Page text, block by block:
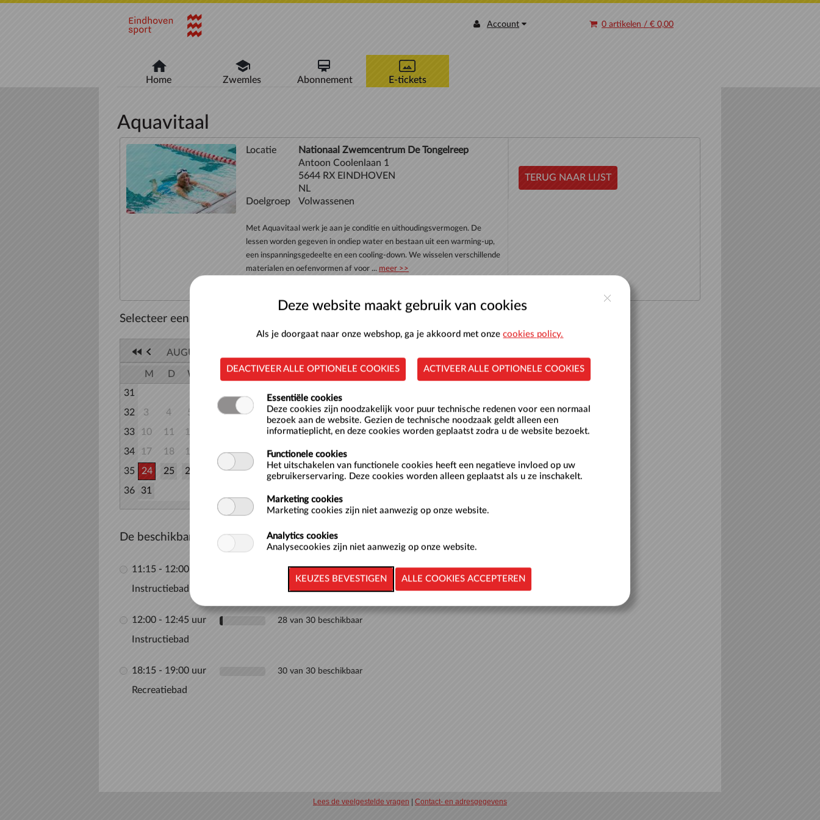
Naar hoofdinhoud
Account 0 artikelen / € 0,00
Home Zwemles Abonnement E-tickets
Aquavitaal
Locatie
Nationaal Zwemcentrum De Tongelreep
Antoon Coolenlaan 1
5644 RX EINDHOVEN
NL
Doelgroep
Volwassenen
Met Aquavitaal werk je aan je conditie en uithoudingsvermogen. De
lessen worden gegeven in ondiep water en bestaan uit een warming-up,
een inspanningsgedeelte en een cooling-down. We wisselen verschillende
materialen en oefenvormen af voor ... meer >>
TERUG NAAR LIJST
Selecteer een datum
AUGUSTUS 2026
M D W V Z
Z
31
32
3 4 5 7 8
9
33
10 11 12
16
34
17 18 19 21 22
23
35
24 25 26 28 29
30
36
31
De beschikbare tijden voor maandag 24 augustus 2026 zijn:
11:15 - 12:00 uur 23 van 30 beschikbaar
Instructiebad
12:00 - 12:45 uur 28 van 30 beschikbaar
Instructiebad
18:15 - 19:00 uur 30 van 30 beschikbaar
Recreatiebad
Lees de veelgestelde vragen Contact- en adresgegevens
Deze website maakt gebruik van cookies
Als je doorgaat naar onze webshop, ga je akkoord met onzecookies policy.
DEACTIVEER ALLE OPTIONELE COOKIES ACTIVEER ALLE OPTIONELE COOKIES
Essentiële cookies
Deze cookies zijn noodzakelijk voor puur technische redenen voor een normaal
bezoek aan de website. Gezien de technische noodzaak geldt alleen een
informatieplicht, en deze cookies worden geplaatst zodra u de website bezoekt.
Functionele cookies
Het uitschakelen van functionele cookies heeft een negatieve invloed op uw
gebruikerservaring. Deze cookies worden alleen geplaatst als u ze inschakelt.
Marketing cookies
Marketing cookies zijn niet aanwezig op onze website.
Analytics cookies
Analysecookies zijn niet aanwezig op onze website.